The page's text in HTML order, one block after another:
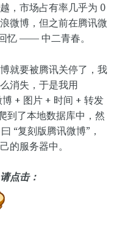
，市场占有率几乎为 0
微博，但之前在腾讯微
忆 —— 中二青春。
就要被腾讯关停了，我
消失，于是我用
+ 图片 + 时间 + 转发
到了本地数据库中，然
“复刻版腾讯微博”，
的服务器中。
点击：